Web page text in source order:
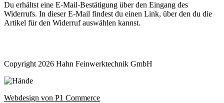
Du erhältst eine E-Mail-Bestätigung über den Eingang des
Widerrufs. In dieser E-Mail findest du einen Link, über den du die
Artikel für den Widerruf auswählen kannst.
Copyright 2026 Hahn Feinwerktechnik GmbH
Webdesign von P1 Commerce